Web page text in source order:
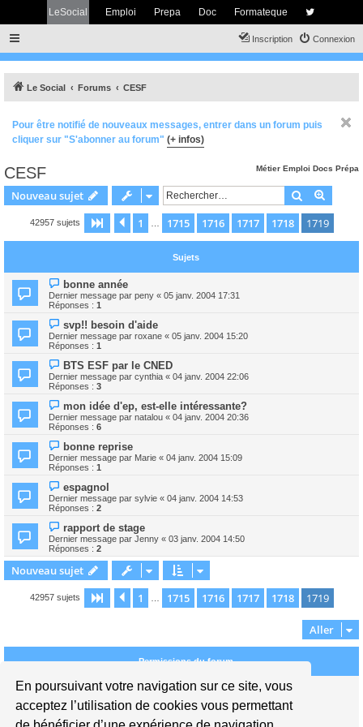
En poursuivant votre navigation sur ce site, vous
acceptez l’utilisation de cookies vous permettant
LeSocial Emploi Prepa Doc Formateque
Connexion
Inscription
Le Social Forums CESF
Pour être notifié de nouveaux messages, entrer dans un forum puis
cliquer sur "S'abonner au forum" (+ infos)
Métier Emploi Docs Prépa
CESF
Nouveau sujet Rechercher
42957 sujets Page 1719sur1719
Précédent
1 1715 1716 1717 1718 1719
Sujets
bonne année
Dernier message par peny « 05 janv. 2004 17:31
Réponses : 1
svp!! besoin d'aide
Dernier message par roxane « 05 janv. 2004 15:20
Réponses : 1
BTS ESF par le CNED
Dernier message par cynthia « 04 janv. 2004 22:06
Réponses : 3
mon idée d'ep, est-elle intéressante?
Dernier message par natalou « 04 janv. 2004 20:36
Réponses : 6
bonne reprise
Dernier message par Marie « 04 janv. 2004 15:09
Réponses : 1
espagnol
Dernier message par sylvie « 04 janv. 2004 14:53
Réponses : 2
rapport de stage
Dernier message par Jenny « 03 janv. 2004 14:50
Réponses : 2
Nouveau sujet
42957 sujets Page 1719sur1719
Précédent
1 1715 1716 1717 1718 1719
Aller
Permissions du forum
Vous ne pouvez pas publier de nouveaux sujets dans ce forum
Vousne pouvez pasrépondre aux sujets dans ce forum
Vousne pouvez pasmodifier vos messages dans ce forum
Vous ne pouvez passupprimer vos messages dans ce forum